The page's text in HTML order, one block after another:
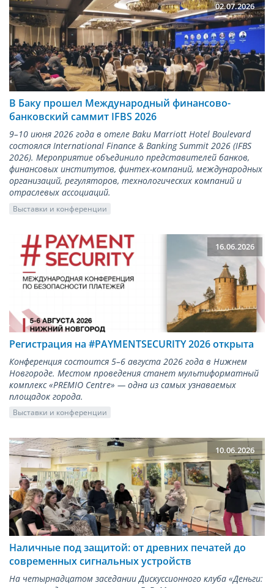
02.07.2026
В Баку прошел Международный финансово-
банковский саммит IFBS 2026
9–10 июня 2026 года в отеле Baku Marriott Hotel Boulevard
состоялся International Finance & Banking Summit 2026 (IFBS
2026). Мероприятие объединило представителей банков,
финансовых институтов, финтех-компаний, международных
организаций, регуляторов, технологических компаний и
отраслевых ассоциаций.
Выставки и конференции
16.06.2026
Регистрация на #PAYMENTSECURITY 2026 открыта
Конференция состоится 5–6 августа 2026 года в Нижнем
Новгороде. Местом проведения станет мультиформатный
комплекс «PREMIO Centre» — одна из самых узнаваемых
площадок города.
Выставки и конференции
10.06.2026
Наличные под защитой: от древних печатей до
современных сигнальных устройств
На четырнадцатом заседании Дискуссионного клуба «Деньги: